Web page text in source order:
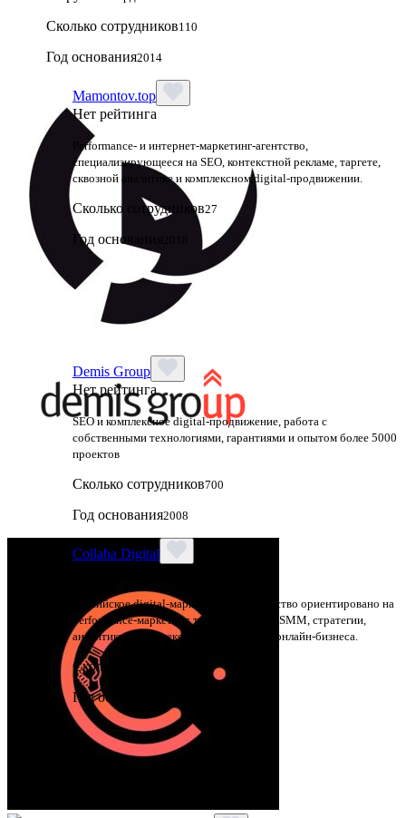
Сколько сотрудников110
Год основания2014
Mamontov.top
Нет рейтинга
Performance‑ и интернет‑маркетинг‑агентство,
специализирующееся на SEO, контекстной рекламе, таргете,
сквозной аналитике и комплексном digital‑продвижении.
Сколько сотрудников27
Год основания
Demis Group
Нет рейтинга
SEO и комплексное digital-продвижение, работа с
собственными технологиями, гарантиями и опытом более 5000
проектов
Сколько сотрудников700
Год основания2008
Collaba Digital
Российское digital-маркетинговое агентство ориентировано на
performance-маркетинг, таргет, контекст, SMM, стратегии,
аналитику и комплексное продвижение онлайн-бизнеса.
Сколько сотрудников
Год основания